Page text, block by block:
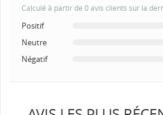
Calculé à partir de 0 avis clients sur la
Positif
Neutre
Négatif